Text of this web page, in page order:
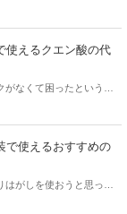
使えるクエン酸の代
なくて困ったという経
紹介します。この記事
ついて詳しく学びまし
で使えるおすすめの
がしを使おうと思った